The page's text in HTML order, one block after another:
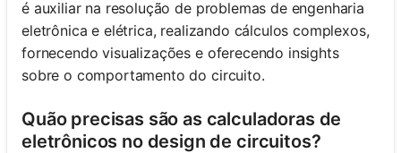
é auxiliar na resolução de problemas de engenharia
eletrônica e elétrica, realizando cálculos complexos,
fornecendo visualizações e oferecendo insights
sobre o comportamento do circuito.
Quão precisas são as calculadoras de
eletrônicos no design de circuitos?